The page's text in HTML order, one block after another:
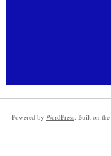
Powered by WordPress. Built on the